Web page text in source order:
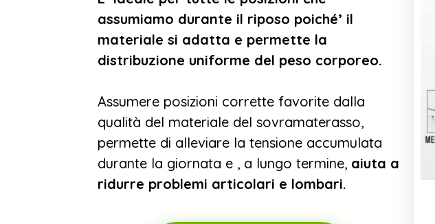
assumiamo durante il riposo poiché’ il
materiale si adatta e permette la
distribuzione uniforme del peso corporeo.
Assumere posizioni corrette favorite dalla
qualità del materiale del sovramaterasso,
permette di alleviare la tensione accumulata
durante la giornata e , a lungo termine, aiuta a
ridurre problemi articolari e lombari.